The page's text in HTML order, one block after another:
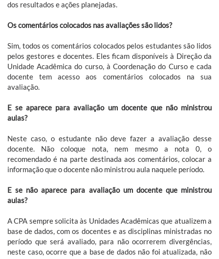
dos resultados e ações planejadas.
Os comentários colocados nas avaliações são lidos?
Sim, todos os comentários colocados pelos estudantes são lidos
pelos gestores e docentes. Eles ficam disponíveis à Direção da
Unidade Acadêmica do curso, à Coordenação do Curso e cada
docente tem acesso aos comentários colocados na sua
avaliação.
E se aparece para avaliação um docente que não ministrou
aulas?
Neste caso, o estudante não deve fazer a avaliação desse
docente. Não coloque nota, nem mesmo a nota 0, o
recomendado é na parte destinada aos comentários, colocar a
informação que o docente não ministrou aula naquele período.
E se não aparece para avaliação um docente que ministrou
aulas?
A CPA sempre solicita às Unidades Acadêmicas que atualizem a
base de dados, com os docentes e as disciplinas ministradas no
período que será avaliado, para não ocorrerem divergências,
neste caso, ocorre que a base de dados não foi atualizada, não